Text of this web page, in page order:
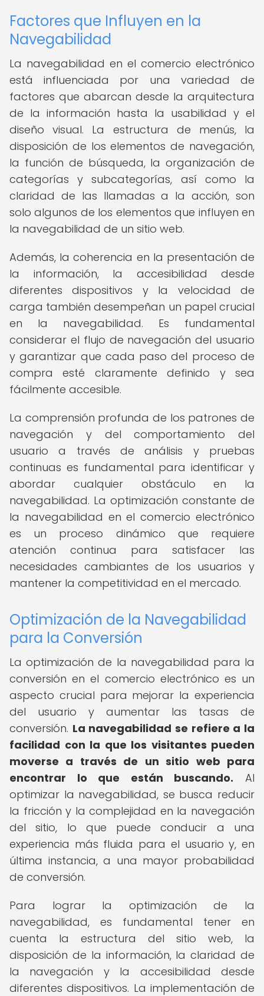
Factores que Influyen en la
Navegabilidad
La navegabilidad en el comercio electrónico
está influenciada por una variedad de
factores que abarcan desde la arquitectura
de la información hasta la usabilidad y el
diseño visual. La estructura de menús, la
disposición de los elementos de navegación,
la función de búsqueda, la organización de
categorías y subcategorías, así como la
claridad de las llamadas a la acción, son
solo algunos de los elementos que influyen en
la navegabilidad de un sitio web.
Además, la coherencia en la presentación de
la información, la accesibilidad desde
diferentes dispositivos y la velocidad de
carga también desempeñan un papel crucial
en la navegabilidad. Es fundamental
considerar el flujo de navegación del usuario
y garantizar que cada paso del proceso de
compra esté claramente definido y sea
fácilmente accesible.
La comprensión profunda de los patrones de
navegación y del comportamiento del
usuario a través de análisis y pruebas
continuas es fundamental para identificar y
abordar cualquier obstáculo en la
navegabilidad. La optimización constante de
la navegabilidad en el comercio electrónico
es un proceso dinámico que requiere
atención continua para satisfacer las
necesidades cambiantes de los usuarios y
mantener la competitividad en el mercado.
Optimización de la Navegabilidad
para la Conversión
La optimización de la navegabilidad para la
conversión en el comercio electrónico es un
aspecto crucial para mejorar la experiencia
del usuario y aumentar las tasas de
conversión. La navegabilidad se refiere a la
facilidad con la que los visitantes pueden
moverse a través de un sitio web para
encontrar lo que están buscando. Al
optimizar la navegabilidad, se busca reducir
la fricción y la complejidad en la navegación
del sitio, lo que puede conducir a una
experiencia más fluida para el usuario y, en
última instancia, a una mayor probabilidad
de conversión.
Para lograr la optimización de la
navegabilidad, es fundamental tener en
cuenta la estructura del sitio web, la
disposición de la información, la claridad de
la navegación y la accesibilidad desde
diferentes dispositivos. La implementación de